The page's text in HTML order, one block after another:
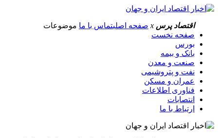
اقتصاد پرس x صفحه اصلیتماس با ما موضوعات
صفحه نخست
بورس
بانک و بیمه
صنعت و معدن
نفت و پتروشیمی
عمران و مسکن
فناوری اطلاعات
انتصابات
ارتباط با ما